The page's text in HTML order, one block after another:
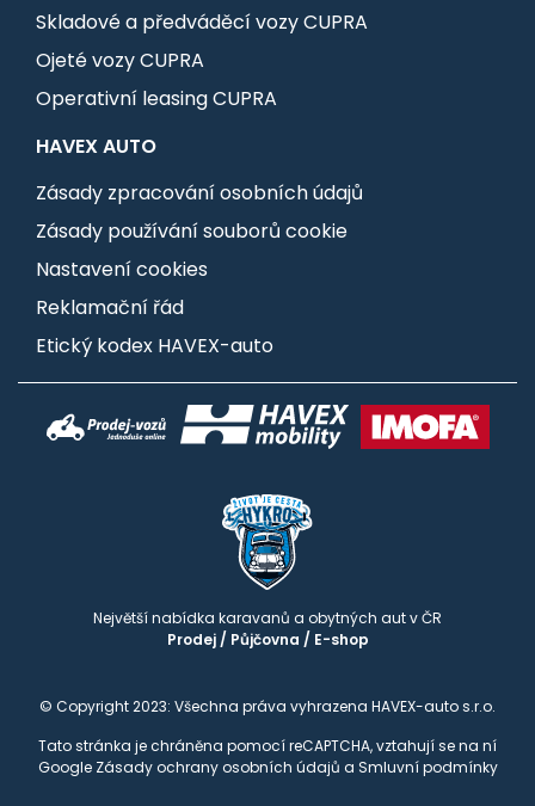
Skladové a předváděcí vozy CUPRA
Ojeté vozy CUPRA
Operativní leasing CUPRA
HAVEX AUTO
Zásady zpracování osobních údajů
Zásady používání souborů cookie
Nastavení cookies
Reklamační řád
Etický kodex HAVEX-auto
Největší nabídka karavanů a obytných aut v ČR
Prodej/ Půjčovna / E-shop
© Copyright 2023: Všechna práva vyhrazena HAVEX-auto s.r.o.
Tato stránka je chráněna pomocí reCAPTCHA, vztahují se na ní
Google Zásady ochrany osobních údajů a Smluvní podmínky